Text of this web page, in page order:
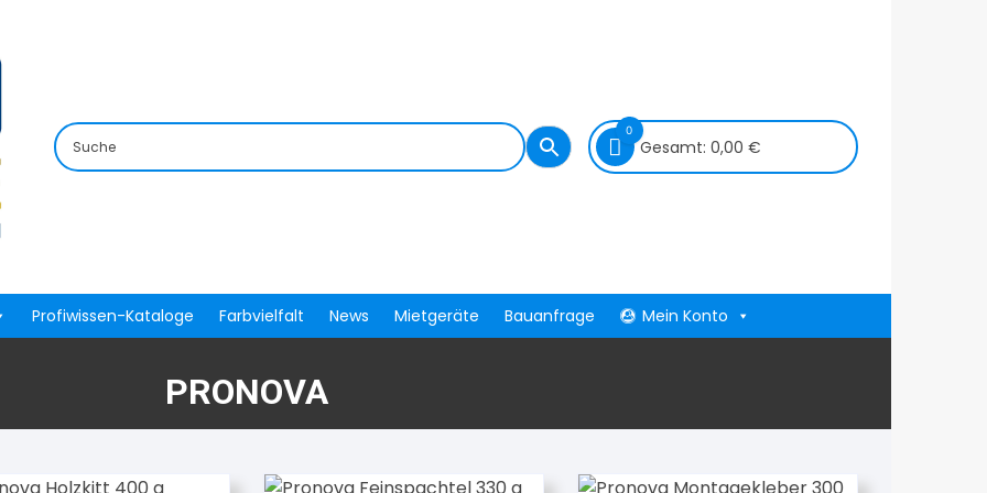
0
Gesamt: 0,00 €
Profiwissen-Kataloge Farbvielfalt News Mietgeräte Bauanfrage Mein Konto
PRONOVA